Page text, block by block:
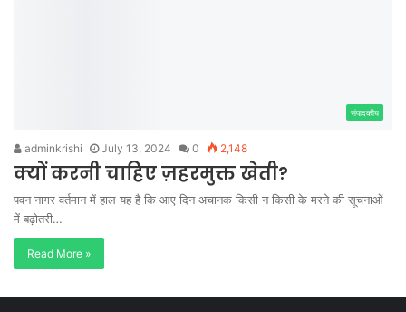
संपादकीय
adminkrishi July 13, 2024 0 2,148
क्यों करनी चाहिए ज़हरमुक्त खेती?
पवन नागर वर्तमान में हाल यह है कि आए दिन अचानक किसी न किसी के मरने की सूचनाओं
में बढ़ोतरी…
Read More »